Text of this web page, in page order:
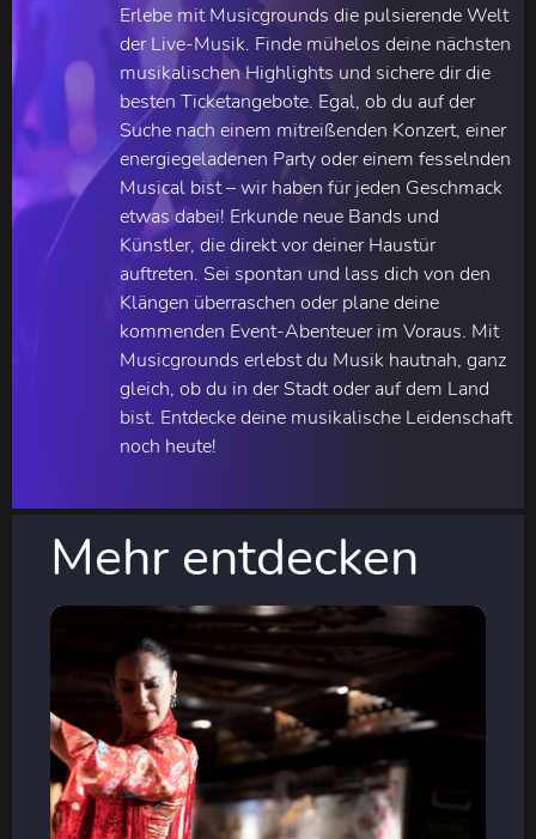
Erlebe mit Musicgrounds die pulsierende Welt
der Live-Musik. Finde mühelos deine nächsten
musikalischen Highlights und sichere dir die
besten Ticketangebote. Egal, ob du auf der
Suche nach einem mitreißenden Konzert, einer
energiegeladenen Party oder einem fesselnden
Musical bist – wir haben für jeden Geschmack
etwas dabei! Erkunde neue Bands und
Künstler, die direkt vor deiner Haustür
auftreten. Sei spontan und lass dich von den
Klängen überraschen oder plane deine
kommenden Event-Abenteuer im Voraus. Mit
Musicgrounds erlebst du Musik hautnah, ganz
gleich, ob du in der Stadt oder auf dem Land
bist. Entdecke deine musikalische Leidenschaft
noch heute!
Mehr entdecken